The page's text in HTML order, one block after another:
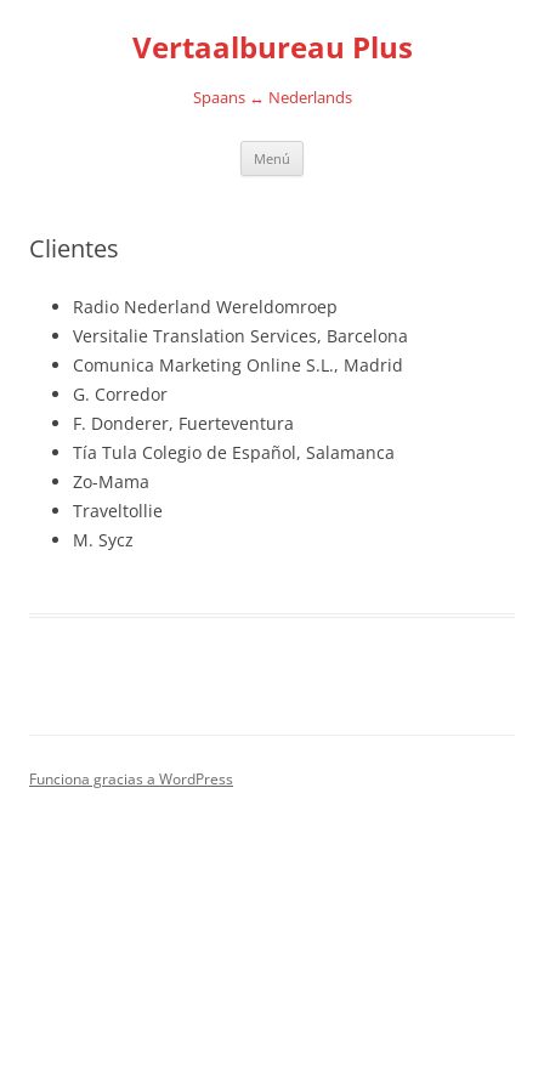
Vertaalbureau Plus
Spaans ↔ Nederlands
Menú
Clientes
Radio Nederland Wereldomroep
Versitalie Translation Services, Barcelona
Comunica Marketing Online S.L., Madrid
G. Corredor
F. Donderer, Fuerteventura
Tía Tula Colegio de Español, Salamanca
Zo-Mama
Traveltollie
M. Sycz
Funciona gracias a WordPress